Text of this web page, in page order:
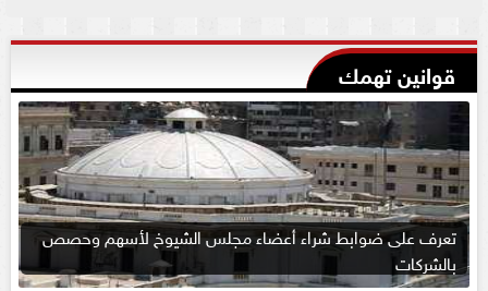
قوانين تهمك
تعرف على ضوابط شراء أعضاء مجلس الشيوخ لأسهم وحصص
بالشركات